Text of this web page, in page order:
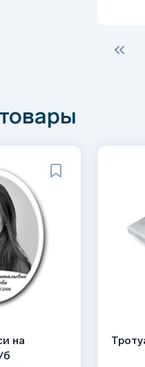
на
б